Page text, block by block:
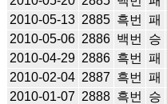
2010-05-13 2885 흑번 패
2010-05-06 2886 백번 승
2010-04-29 2886 흑번 패
2010-02-04 2887 흑번 패
2010-01-07 2888 흑번 승